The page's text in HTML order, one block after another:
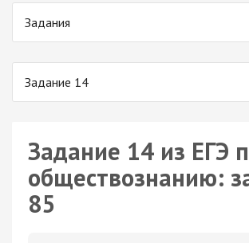
Задания
Задание 14
Задание 14 из ЕГЭ
обществознанию:
85